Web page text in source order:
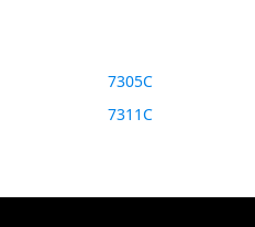
7305C
7311C